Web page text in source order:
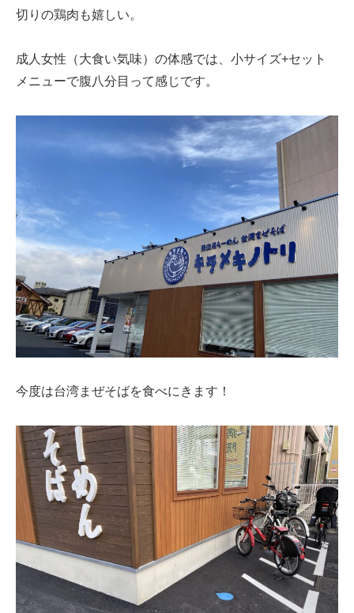
切りの鶏肉も嬉しい。
成人女性（大食い気味）の体感では、小サイズ+セット
メニューで腹八分目って感じです。
今度は台湾まぜそばを食べにきます！